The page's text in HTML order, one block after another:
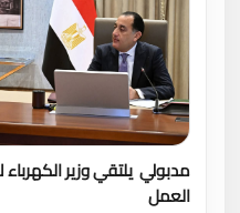
مدبولي يلتقي وزير
العمل